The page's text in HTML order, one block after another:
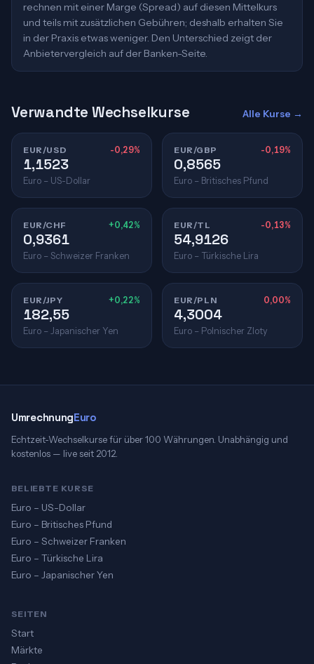
rechnen mit einer Marge (Spread) auf diesen Mittelkurs
und teils mit zusätzlichen Gebühren; deshalb erhalten Sie
in der Praxis etwas weniger. Den Unterschied zeigt der
Anbietervergleich auf der Banken-Seite.
Verwandte Wechselkurse Alle Kurse →
EUR/USD -0,29%
1,1523
Euro – US-Dollar
EUR/GBP -0,19%
0,8565
Euro – Britisches Pfund
EUR/CHF +0,42%
0,9361
Euro – Schweizer Franken
EUR/TL -0,13%
54,9126
Euro – Türkische Lira
EUR/JPY +0,22%
182,55
Euro – Japanischer Yen
EUR/PLN 0,00%
4,3004
Euro – Polnischer Zloty
UmrechnungEuro
Echtzeit-Wechselkurse für über 100 Währungen. Unabhängig und
kostenlos — live seit 2012.
BELIEBTE KURSE
Euro – US-Dollar
Euro – Britisches Pfund
Euro – Schweizer Franken
Euro – Türkische Lira
Euro – Japanischer Yen
SEITEN
Start
Märkte